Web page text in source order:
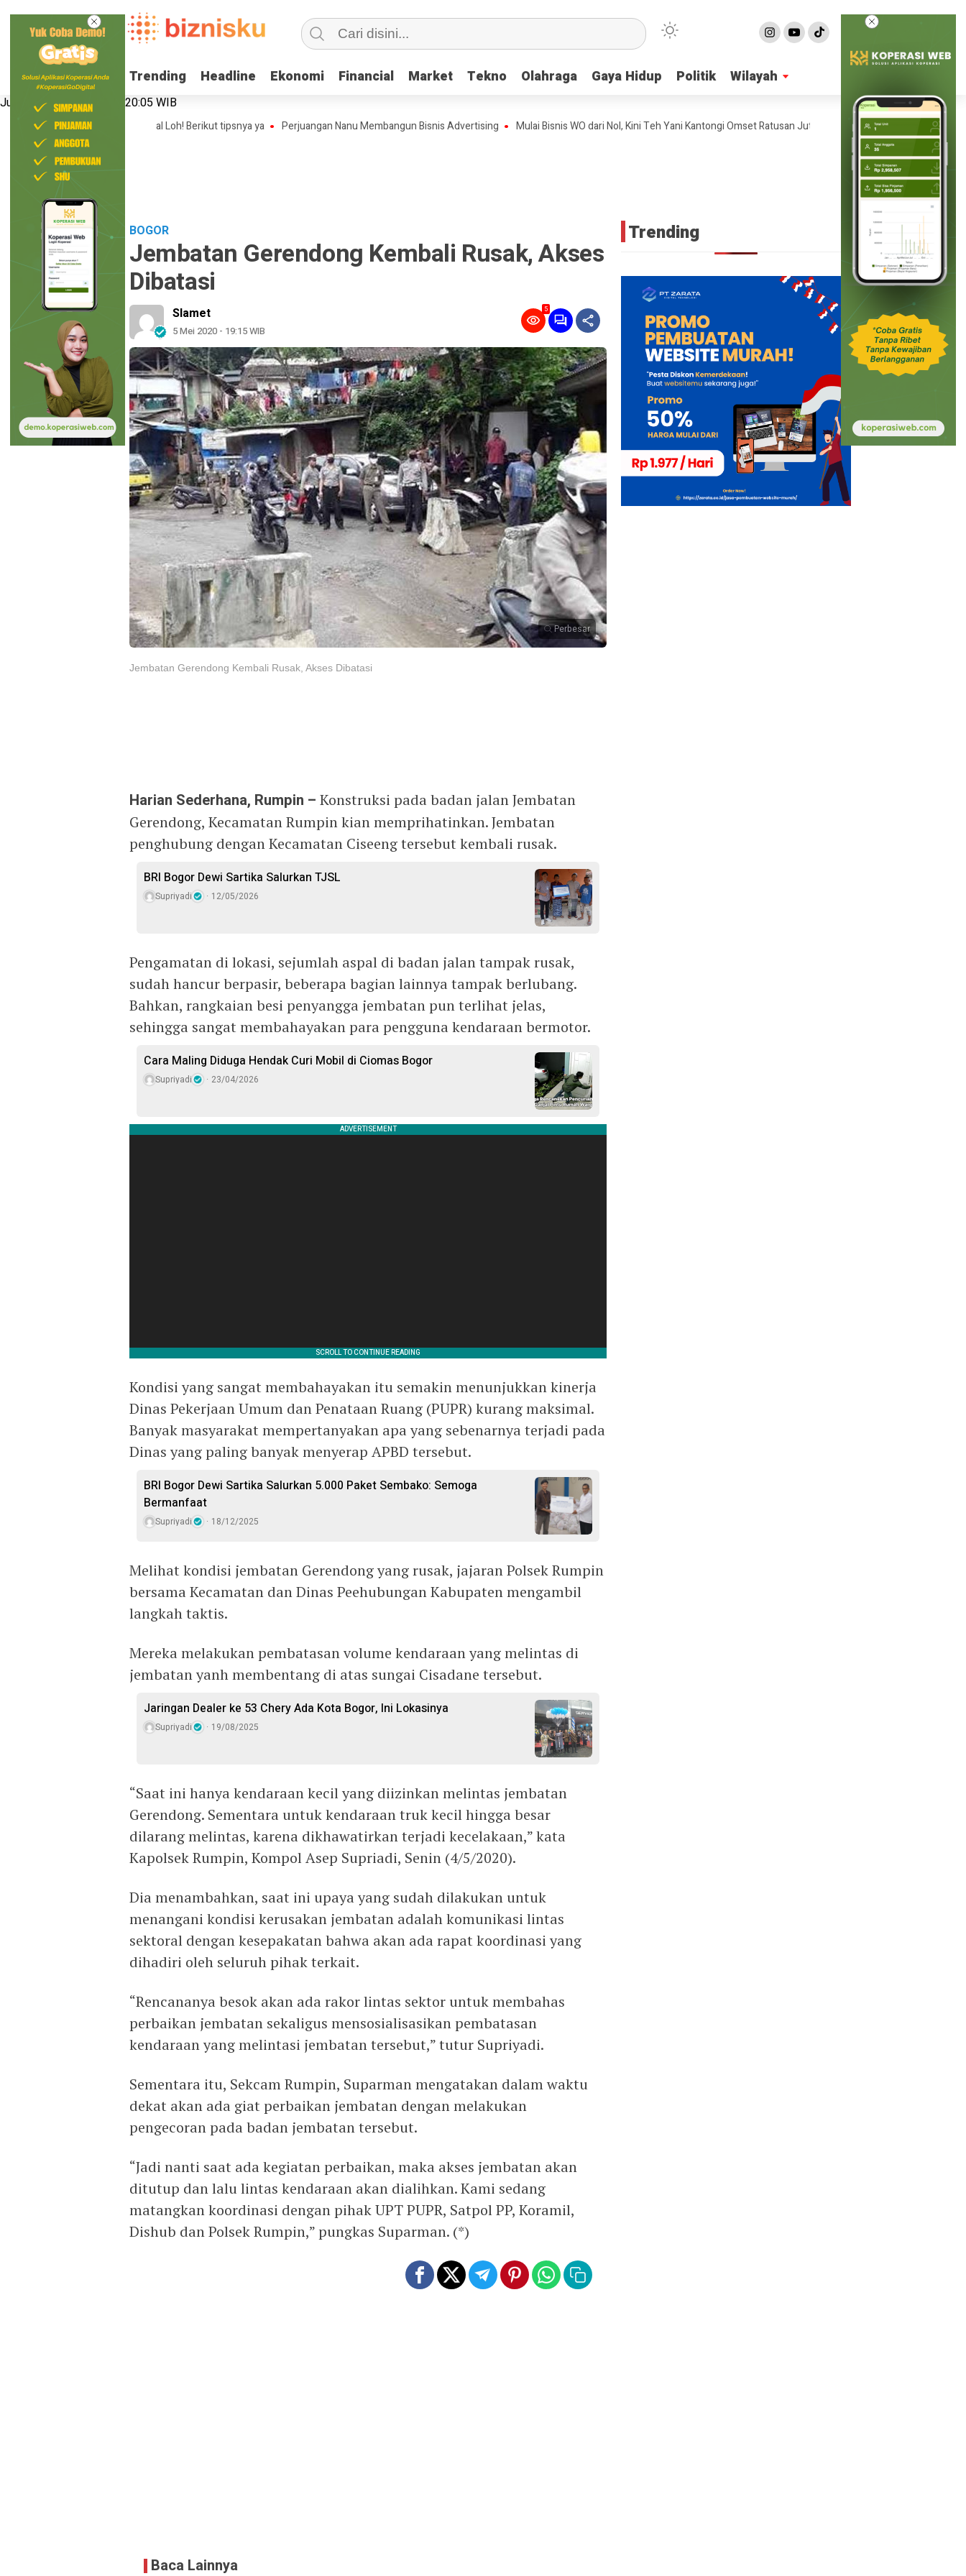
Trending Headline Ekonomi Financial Market Tekno Olahraga Gaya Hidup Politik Wilayah
Trending Headline Ekonomi Financial Market Tekno Olahraga Gaya Hidup Politik Wilayah
Jumat, 7 Agustus 2026 | 20:05 WIB
Online Shop Tanpa Modal Loh! Berikut tipsnya ya Perjuangan Nanu Membangun Bisnis Advertising Mulai Bisnis WO dari Nol, Kini Teh Yani Kantongi Omset Ratusan Juta Per Bulan 4 Ide Bisnis Online
BOGOR
Jembatan Gerendong Kembali Rusak, Akses
Dibatasi
Slamet
5 Mei 2020 - 19:15 WIB
5
Perbesar
Jembatan Gerendong Kembali Rusak, Akses Dibatasi
Harian Sederhana, Rumpin – Konstruksi pada badan jalan Jembatan
Gerendong, Kecamatan Rumpin kian memprihatinkan. Jembatan
penghubung dengan Kecamatan Ciseeng tersebut kembali rusak.
BRI Bogor Dewi Sartika Salurkan TJSL
Supriyadi 12/05/2026
Pengamatan di lokasi, sejumlah aspal di badan jalan tampak rusak,
sudah hancur berpasir, beberapa bagian lainnya tampak berlubang.
Bahkan, rangkaian besi penyangga jembatan pun terlihat jelas,
sehingga sangat membahayakan para pengguna kendaraan bermotor.
Cara Maling Diduga Hendak Curi Mobil di Ciomas Bogor
Supriyadi 23/04/2026
Kondisi yang sangat membahayakan itu semakin menunjukkan kinerja
Dinas Pekerjaan Umum dan Penataan Ruang (PUPR) kurang maksimal.
Banyak masyarakat mempertanyakan apa yang sebenarnya terjadi pada
Dinas yang paling banyak menyerap APBD tersebut.
BRI Bogor Dewi Sartika Salurkan 5.000 Paket Sembako: Semoga
Bermanfaat
Supriyadi 18/12/2025
Melihat kondisi jembatan Gerendong yang rusak, jajaran Polsek Rumpin
bersama Kecamatan dan Dinas Peehubungan Kabupaten mengambil
langkah taktis.
Mereka melakukan pembatasan volume kendaraan yang melintas di
jembatan yanh membentang di atas sungai Cisadane tersebut.
Jaringan Dealer ke 53 Chery Ada Kota Bogor, Ini Lokasinya
Supriyadi 19/08/2025
“Saat ini hanya kendaraan kecil yang diizinkan melintas jembatan
Gerendong. Sementara untuk kendaraan truk kecil hingga besar
dilarang melintas, karena dikhawatirkan terjadi kecelakaan,” kata
Kapolsek Rumpin, Kompol Asep Supriadi, Senin (4/5/2020).
Dia menambahkan, saat ini upaya yang sudah dilakukan untuk
menangani kondisi kerusakan jembatan adalah komunikasi lintas
sektoral dengan kesepakatan bahwa akan ada rapat koordinasi yang
dihadiri oleh seluruh pihak terkait.
“Rencananya besok akan ada rakor lintas sektor untuk membahas
perbaikan jembatan sekaligus mensosialisasikan pembatasan
kendaraan yang melintasi jembatan tersebut,” tutur Supriyadi.
Sementara itu, Sekcam Rumpin, Suparman mengatakan dalam waktu
dekat akan ada giat perbaikan jembatan dengan melakukan
pengecoran pada badan jembatan tersebut.
“Jadi nanti saat ada kegiatan perbaikan, maka akses jembatan akan
ditutup dan lalu lintas kendaraan akan dialihkan. Kami sedang
matangkan koordinasi dengan pihak UPT PUPR, Satpol PP, Koramil,
Dishub dan Polsek Rumpin,” pungkas Suparman. (*)
Baca Lainnya
Trending